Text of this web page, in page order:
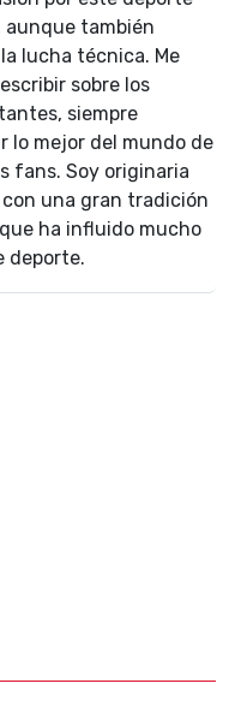
aunque también
lucha técnica. Me
sobre los
siempre
lo mejor del mundo de
fans. Soy originaria
con una gran tradición
ha influido mucho
deporte.